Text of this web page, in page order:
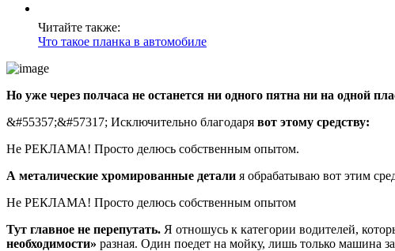
Читайте также:
Что такое планка в автомобиле
Но уже через полчаса не останется ни одного пятна ни на одной
&#55357;&#57317; Исключительно благодаря вот этому средству:
Не РЕКЛАМА! Просто делюсь собственным опытом.
А металические хромированные детали я обрабатываю вот этим
Не РЕКЛАМА! Просто делюсь собственным опытом
Тут главное не перепутать. Я отношусь к категории водителей,
необходимости» разная. Один поедет на мойку, лишь только машина